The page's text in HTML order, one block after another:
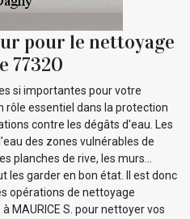
pour le nettoyage
77320
si importantes pour votre
rôle essentiel dans la protection
contre les dégâts d'eau. Les
des zones vulnérables de
planches de rive, les murs…
les garder en bon état. Il est donc
opérations de nettoyage
MAURICE S. pour nettoyer vos